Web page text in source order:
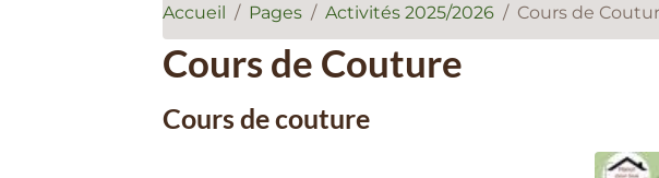
Accueil Pages Activités 2025/2026 Cours de
Cours de Couture
Cours de couture